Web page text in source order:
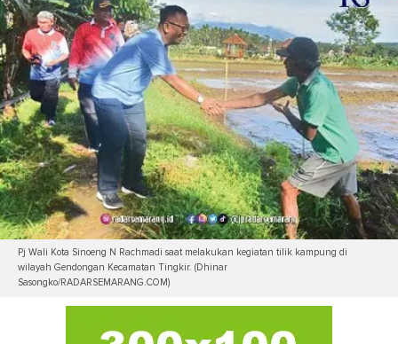
Pj Wali Kota Sinoeng N Rachmadi saat melakukan kegiatan tilik kampung di
wilayah Gendongan Kecamatan Tingkir. (Dhinar
Sasongko/RADARSEMARANG.COM)